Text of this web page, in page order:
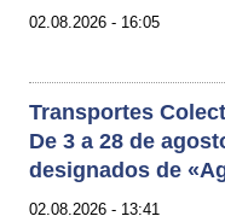
02.08.2026 - 16:05
Transportes
De 3 a 28 de
designados de
02.08.2026 - 13:41